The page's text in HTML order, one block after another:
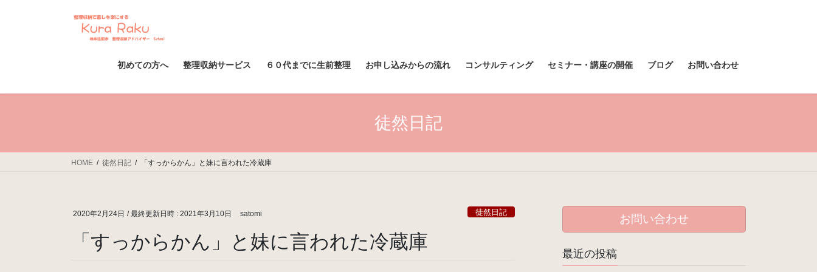
ス
ン
初めての方へ 整理収納サービス ６０代までに生前整理 お申し込みからの流れ コンサルティング セミナー・講座の開催 ブログ お問い合わせ
徒然日記
HOME 徒然日記 「すっからかん」と妹に言われた冷蔵庫
2020年2月24日 / 最終更新日時 : 2021年3月10日 satomi 徒然日記
「すっからかん」と妹に言われた冷蔵庫
お問い合わせ
最近の投稿